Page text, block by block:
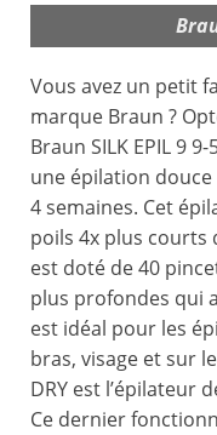
Vous avez un petit
marque Braun ?
Braun SILK EPIL 9
une épilation douce
4 semaines. Cet
poils 4x plus courts
est doté de 40
plus profondes qui
est idéal pour les
bras, visage et sur
DRY est l’épilateur
Ce dernier